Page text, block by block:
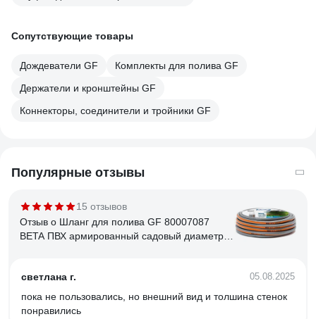
Сопутствующие товары
Дождеватели GF
Комплекты для полива GF
Держатели и кронштейны GF
Коннекторы, соединители и тройники GF
Популярные отзывы
15 отзывов
Отзыв о Шланг для полива GF 80007087
BETA ПВХ армированный садовый диаметр
светлана г. 05.08.2025
пока не пользовались, но внешний вид и толшина стенок
понравились